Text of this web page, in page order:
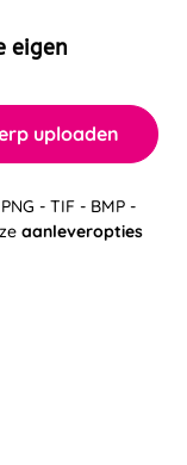
eigen
uploaden
- TIF - BMP -
aanleveropties